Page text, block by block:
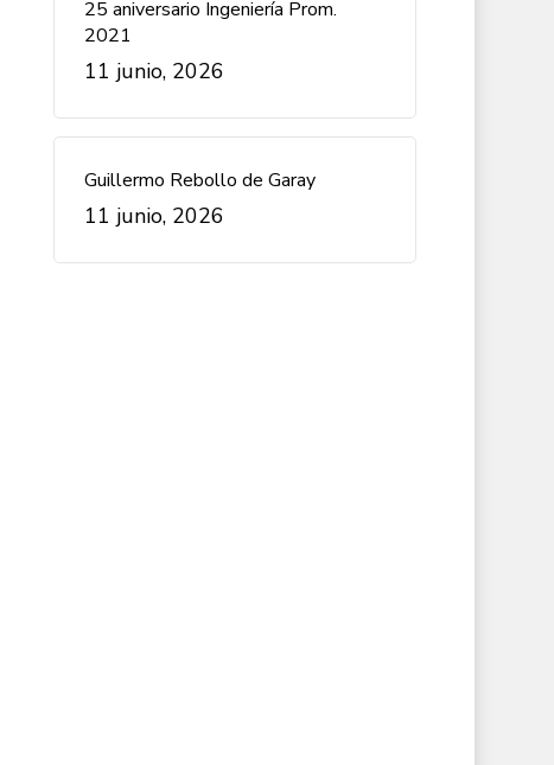
25 aniversario Ingeniería Prom.
2021
11 junio, 2026
Guillermo Rebollo de Garay
11 junio, 2026